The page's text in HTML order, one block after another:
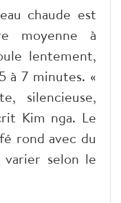
chaude est
moyenne à
lentement,
à 7 minutes. «
silencieuse,
Kim nga. Le
rond avec du
selon le